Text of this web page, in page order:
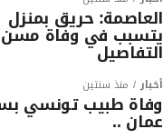
العاصمة: حريق بمنزل
يتسبب في وفاة
التفاصيل
أخبار منذ سنتين
وفاة طبيب تونسي
عمان ..